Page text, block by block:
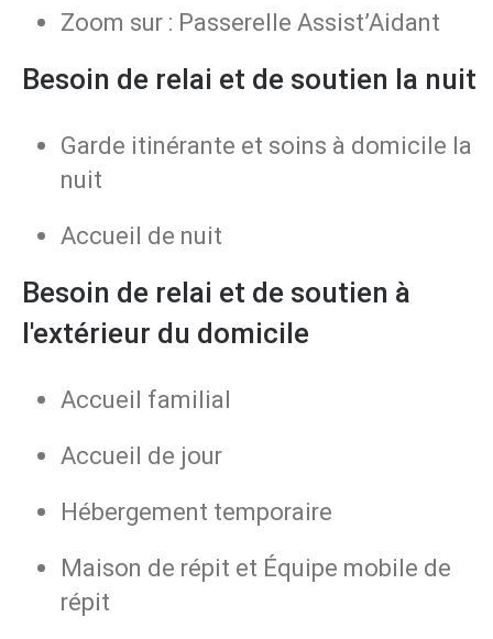
Zoom sur : Passerelle Assist’Aidant
Besoin de relai et de soutien la nuit
Garde itinérante et soins à domicile la
nuit
Accueil de nuit
Besoin de relai et de soutien à
l'extérieur du domicile
Accueil familial
Accueil de jour
Hébergement temporaire
Maison de répit et Équipe mobile de
répit